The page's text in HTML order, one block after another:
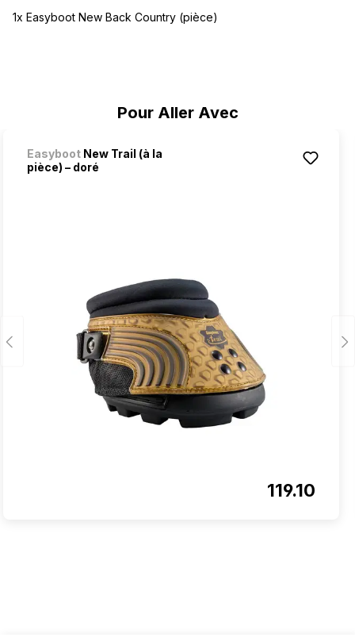
Pour Aller Avec
Easyboot New Trail (à la
pièce) – doré
119.10
1x Easyboot New Back Country (pièce)